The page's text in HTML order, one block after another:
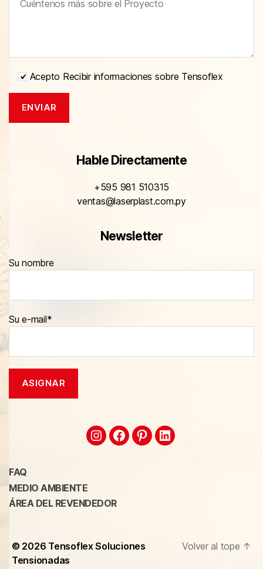
Acepto Recibir informaciones sobre Tensoflex
Hable Directamente
+595 981 510315
ventas@laserplast.com.py
Newsletter
Su nombre
Su e-mail*
FAQ
MEDIO AMBIENTE
ÁREA DEL REVENDEDOR
© 2026 Tensoflex Soluciones
Tensionadas
Volver al tope ↑